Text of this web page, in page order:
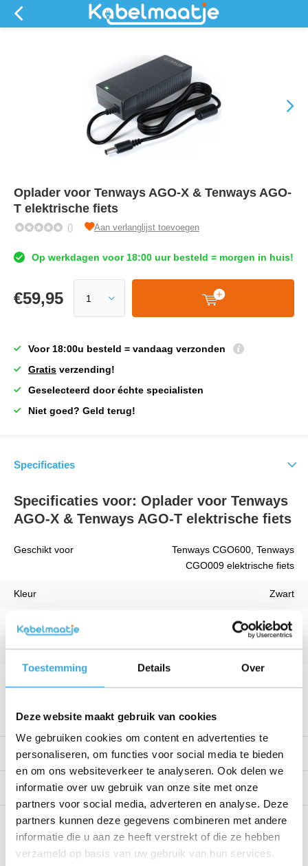
Toestemming Details Over
Deze website maakt gebruik van cookies
We gebruiken cookies om content en advertenties te
personaliseren, om functies voor social media te bieden
en om ons websiteverkeer te analyseren. Ook delen we
informatie over uw gebruik van onze site met onze
partners voor social media, adverteren en analyse. Deze
partners kunnen deze gegevens combineren met andere
informatie die u aan ze heeft verstrekt of die ze hebben
verzameld op basis van uw gebruik van hun services.
Oplader voor Tenways AGO-X & Tenways AGO-
T elektrische fiets
() Aan verlanglijst toevoegen
Op werkdagen voor 18:00 uur besteld = morgen in huis!
€59,95
Voor 18:00u besteld = vandaag verzonden
Gratis verzending!
Geselecteerd door échte specialisten
Niet goed? Geld terug!
Specificaties
Specificaties voor: Oplader voor Tenways
AGO-X & Tenways AGO-T elektrische fiets
Geschikt voor
Tenways CGO600, Tenways
CGO009 elektrische fiets
Kleur Zwart
84 W
Kabellengte 1.8 Meter
Productomschrijving
Reviews
Share this product!